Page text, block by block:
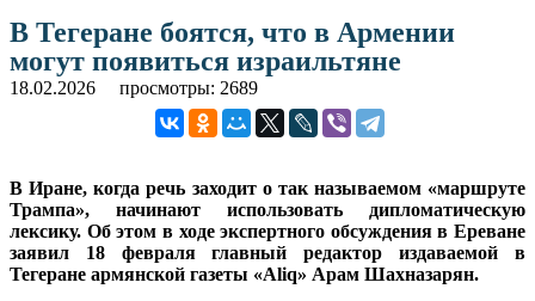
В Тегеране боятся, что в Армении
могут появиться израильтяне
18.02.2026 просмотры: 2689
В Иране, когда речь заходит о так называемом «маршруте
Трампа», начинают использовать дипломатическую
лексику. Об этом в ходе экспертного обсуждения в Ереване
заявил 18 февраля главный редактор издаваемой в
Тегеране армянской газеты «Aliq» Арам Шахназарян.